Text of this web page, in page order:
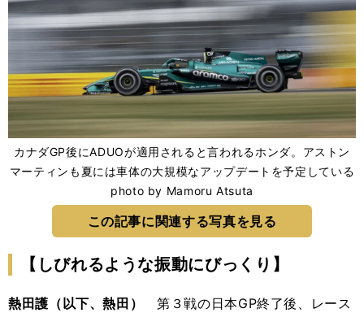
カナダGP後にADUOが適用されると言われるホンダ。アストン
マーティンも夏には車体の大規模なアップデートを予定している
photo by Mamoru Atsuta
この記事に関連する写真を見る
【しびれるような振動にびっくり】
熱田護（以下、熱田）
第３戦の日本GP終了後、レース